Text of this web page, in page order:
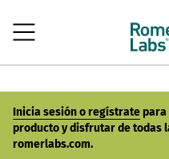
Inicia sesión o regístratepara
producto y disfrutar de todas
romerlabs.com.